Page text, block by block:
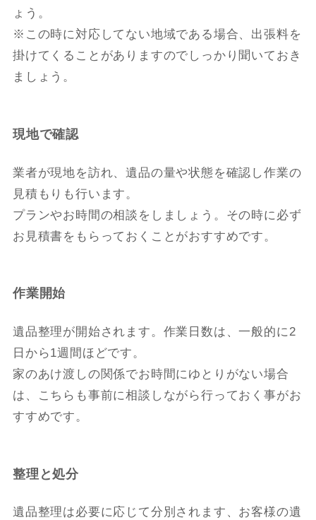
ょう。
※この時に対応してない地域である場合、出張料を
掛けてくることがありますのでしっかり聞いておき
ましょう。
現地で確認
業者が現地を訪れ、遺品の量や状態を確認し作業の
見積もりも行います。
プランやお時間の相談をしましょう。その時に必ず
お見積書をもらっておくことがおすすめです。
作業開始
遺品整理が開始されます。作業日数は、一般的に2
日から1週間ほどです。
家のあけ渡しの関係でお時間にゆとりがない場合
は、こちらも事前に相談しながら行っておく事がお
すすめです。
整理と処分
遺品整理は必要に応じて分別されます、お客様の遺